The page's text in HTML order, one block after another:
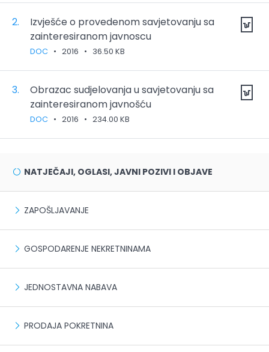
2.
Izvješće o provedenom savjetovanju sa
zainteresiranom javnoscu
DOC • 2016 • 36.50 KB
3.
Obrazac sudjelovanja u savjetovanju sa
zainteresiranom javnošću
DOC • 2016 • 234.00 KB
NATJEČAJI, OGLASI, JAVNI POZIVI I OBJAVE
ZAPOŠLJAVANJE
GOSPODARENJE NEKRETNINAMA
JEDNOSTAVNA NABAVA
PRODAJA POKRETNINA